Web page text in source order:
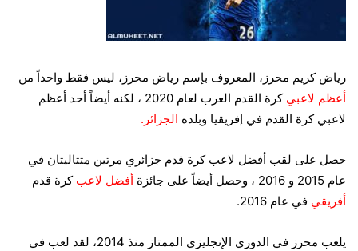
رياض كريم محرز، المعروف بإسم رياض محرز، ليس فقط واحداً من
أعظم لاعبي كرة القدم العرب لعام 2020 ، لكنه أيضاً
أحد أعظم
لاعبي كرة القدم في إفريقيا وبلده الجزائر.
حصل على لقب أفضل لاعب كرة قدم جزائري مرتين متتاليتان في
عام 2015 و 2016 ، وحصل أيضاً على جائزة
أفضل لاعب كرة قدم
أفريقي في عام 2016.
يلعب محرز في الدوري الإنجليزي الممتاز منذ 2014، لقد لعب في